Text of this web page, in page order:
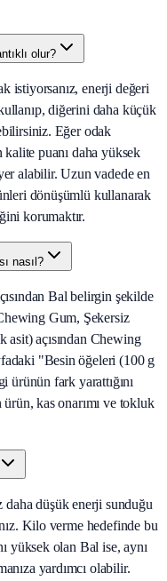
olur?
istiyorsanız, enerji değeri
diğerini daha küçük
Eğer odak
puanı daha yüksek
alabilir. Uzun vadede en
dönüşümlü kullanarak
korumaktır.
nasıl?
Bal belirgin şekilde
Gum, Şekersiz
açısından Chewing
"Besin öğeleri (100 g
fark yarattığını
kas onarımı ve tokluk
daha düşük enerji sunduğu
Kilo verme hedefinde bu
yüksek olan Bal ise, aynı
yardımcı olabilir.